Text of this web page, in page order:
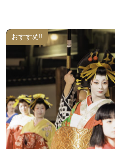
の機会にぜひお立ち寄りください
きぬ姫飾り展示(つるし雛)
期間：2026年2月1日～3月3日
場所：鬼怒川・川治温泉観光情報
◆ご宿泊のお客様限定◆お雛さま
期間：2026年2月1日～3月3日
場所：鬼怒川温泉 参加のホテル、
※参加ホテル・旅館では、つるし
客様をお迎えいたします。
おすすめ!!